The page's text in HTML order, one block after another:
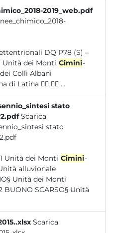
2019_web.pdf
VT_ZVN02 (S)   Unità dei Monti Cimini-
di Latina   ...
stato
Scarica
stato
Unità dei Monti Cimini-
SCARSO§ Unità
Scarica